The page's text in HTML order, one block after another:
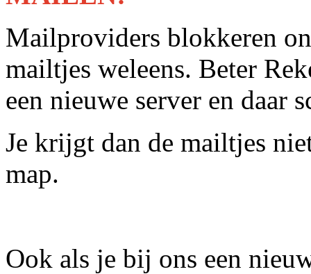
Mailproviders blokkeren
mailtjes weleens. Beter
een nieuwe server en daar
Je krijgt dan de mailtjes
map.
Ook als je bij ons een